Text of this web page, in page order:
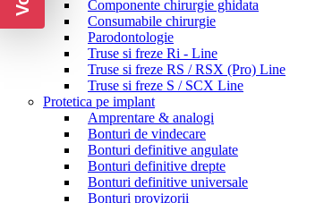
Componente chirurgie ghidata
Consumabile chirurgie
Parodontologie
Truse si freze Ri - Line
Truse si freze RS / RSX (Pro) Line
Truse si freze S / SCX Line
Protetica pe implant
Amprentare & analogi
Bonturi de vindecare
Bonturi definitive angulate
Bonturi definitive drepte
Bonturi definitive universale
Bonturi provizorii